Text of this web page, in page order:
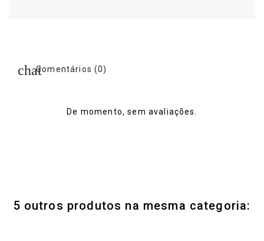
Comentários (0)
De momento, sem avaliações.
5 outros produtos na mesma categoria: